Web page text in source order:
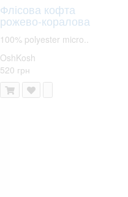
Флісова кофта
рожево-коралова
100% polyester micro..
OshKosh
520 грн